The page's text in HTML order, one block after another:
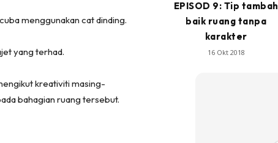
menggunakan cat dinding.
yang terhad.
kreativiti masing-
bahagian ruang tersebut.
EPISOD 9: Tip tambah
baik ruang tanpa
karakter
16 Okt 2018